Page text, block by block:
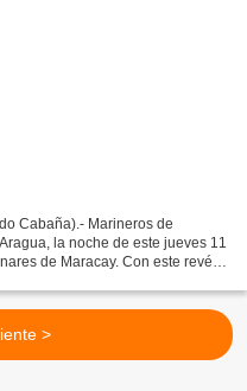
Cabaña).- Marineros de
la noche de este jueves 11
de Maracay. Con este revés,
>